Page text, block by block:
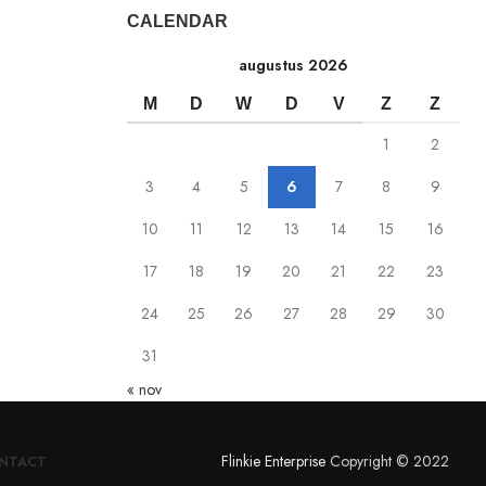
CALENDAR
augustus 2026
M D W D V Z Z
1
2
3
4 5 6 7 8
9
10
11 12 13 14 15
16
17
18 19 20 21 22
23
24
25 26 27 28 29
30
31
« nov
Flinkie Enterprise Copyright © 2022